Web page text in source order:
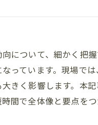
について、細かく把
っています。現場で
きく影響します。本
間で全体像と要点を